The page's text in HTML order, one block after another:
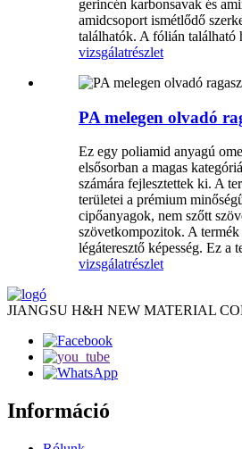
gerincén karbonsavak és
amidcsoport ismétlődő
találhatók. A fólián található
vizsgálatrészlet
PA melegen olvadó
Ez egy poliamid anyagú
elsősorban a magas
számára fejlesztettek ki. A
területei a prémium
cipőanyagok, nem szőtt
szövetkompozitok. A
légáteresztő képesség. Ez a
vizsgálatrészlet
JIANGSU H&H NEW MATERIAL
Információ